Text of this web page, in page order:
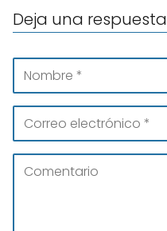
Deja una respuesta